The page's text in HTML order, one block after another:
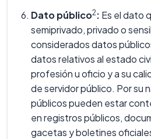
Dato público2: Es el dato
semiprivado, privado o
considerados datos
datos relativos al estado
profesión u oficio y a su
de servidor público. Por su
públicos pueden estar
en registros públicos,
gacetas y boletines